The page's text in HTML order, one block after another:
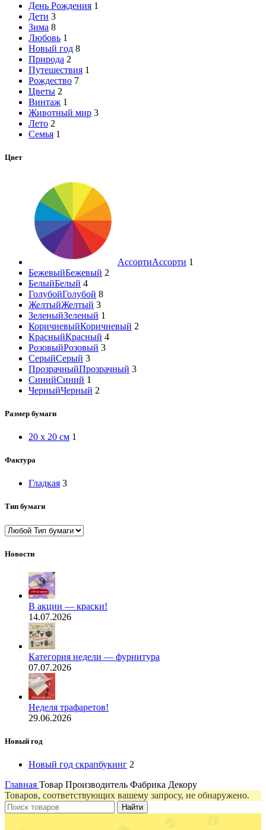
День Рождения 1
Дети 3
Зима 8
Любовь 1
Новый год 8
Природа 2
Путешествия 1
Рождество 7
Цветы 2
Винтаж 1
Животный мир 3
Лето 2
Семья 1
Цвет
АссортиАссорти 1
БежевыйБежевый 2
БелыйБелый 4
ГолубойГолубой 8
ЖелтыйЖелтый 3
ЗеленыйЗеленый 1
КоричневыйКоричневый 2
КрасныйКрасный 4
РозовыйРозовый 3
СерыйСерый 3
ПрозрачныйПрозрачный 3
СинийСиний 1
ЧерныйЧерный 2
Размер бумаги
20 x 20 см 1
Фактура
Гладкая 3
Тип бумаги
Новости
В акции — краски!
14.07.2026
Категория недели — фурнитура
07.07.2026
Неделя трафаретов!
29.06.2026
Новый год
Новый год скрапбукинг 2
Главная Товар Производитель Фабрика Декору
Товаров, соответствующих вашему запросу, не обнаружено.
Найти